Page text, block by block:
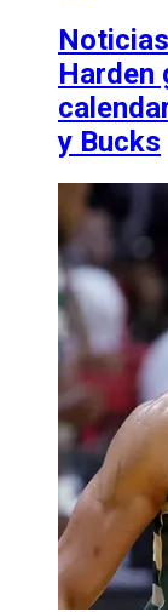
Harden
y Bucks